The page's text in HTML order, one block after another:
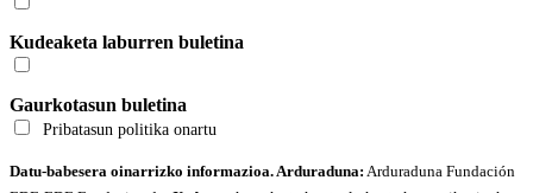
Kudeaketa laburren buletina
Gaurkotasun buletina
Pribatasun politika onartu
Datu-babesera oinarrizko informazioa. Arduraduna: Arduraduna Fundación